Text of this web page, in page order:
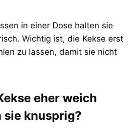
in einer Dose halten sie
Wichtig ist, die Kekse erst
zu lassen, damit sie nicht
eher weich
sie knusprig?